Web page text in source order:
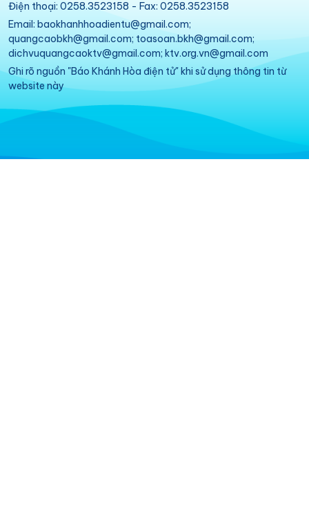
Điện thoại: 0258.3523158 - Fax: 0258.3523158
Email: baokhanhhoadientu@gmail.com;
quangcaobkh@gmail.com; toasoan.bkh@gmail.com;
dichvuquangcaoktv@gmail.com; ktv.org.vn@gmail.com
Ghi rõ nguồn "Báo Khánh Hòa điện tử" khi sử dụng thông tin từ
website này